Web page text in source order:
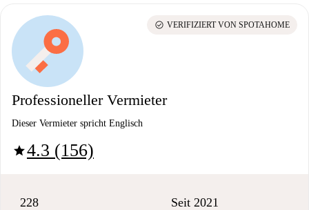
Professioneller Vermieter
Dieser Vermieter spricht Englisch
star4.3 (156)
check_circle VERIFIZIERT VON SPOTAHOME
228 Seit 2021